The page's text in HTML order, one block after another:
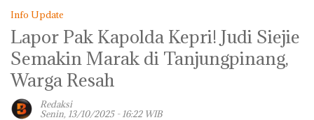
Info Update
‎Lapor Pak Kapolda Kepri! Judi Siejie
Semakin Marak di Tanjungpinang,
Warga Resah‎
Redaksi
Senin, 13/10/2025 - 16:22 WIB